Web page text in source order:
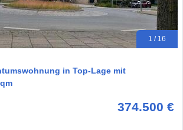
1 / 16
in Top-Lage mit
374.500 €